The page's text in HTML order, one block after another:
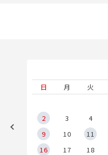
日
月 火
2
3 4
9
10 11
16
17 18